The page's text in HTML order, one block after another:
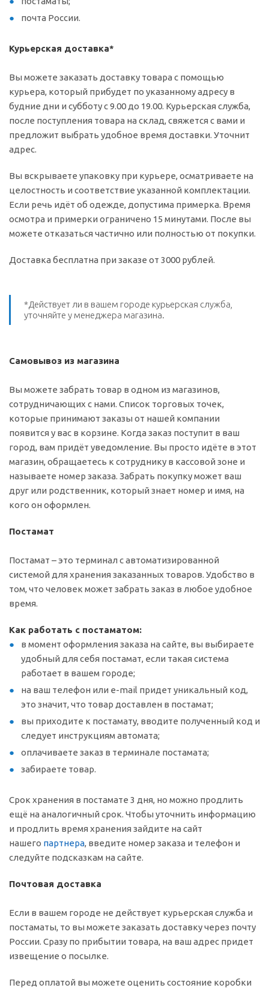
почта России.
Курьерская доставка*
Вы можете заказать доставку товара с помощью
курьера, который прибудет по указанному адресу в
будние дни и субботу с 9.00 до 19.00. Курьерская служба,
после поступления товара на склад, свяжется с вами и
предложит выбрать удобное время доставки. Уточнит
адрес.
Вы вскрываете упаковку при курьере, осматриваете на
целостность и соответствие указанной комплектации.
Если речь идёт об одежде, допустима примерка. Время
осмотра и примерки ограничено 15 минутами. После вы
можете отказаться частично или полностью от покупки.
Доставка бесплатна при заказе от 3000 рублей.
*Действует ли в вашем городе курьерская служба,
уточняйте у менеджера магазина.
Самовывоз из магазина
Вы можете забрать товар в одном из магазинов,
сотрудничающих с нами. Список торговых точек,
которые принимают заказы от нашей компании
появится у вас в корзине. Когда заказ поступит в ваш
город, вам придёт уведомление. Вы просто идёте в этот
магазин, обращаетесь к сотруднику в кассовой зоне и
называете номер заказа. Забрать покупку может ваш
друг или родственник, который знает номер и имя, на
кого он оформлен.
Постамат
Постамат – это терминал с автоматизированной
системой для хранения заказанных товаров. Удобство в
том, что человек может забрать заказ в любое удобное
время.
Как работать с постаматом:
в момент оформления заказа на сайте, вы выбираете
удобный для себя постамат, если такая система
работает в вашем городе;
на ваш телефон или e-mail придет уникальный код,
это значит, что товар доставлен в постамат;
вы приходите к постамату, вводите полученный код и
следует инструкциям автомата;
оплачиваете заказ в терминале постамата;
забираете товар.
Срок хранения в постамате 3 дня, но можно продлить
ещё на аналогичный срок. Чтобы уточнить информацию
и продлить время хранения зайдите на сайт
нашего партнера, введите номер заказа и телефон и
следуйте подсказкам на сайте.
Почтовая доставка
Если в вашем городе не действует курьерская служба и
постаматы, то вы можете заказать доставку через почту
России. Сразу по прибытии товара, на ваш адрес придет
извещение о посылке.
Перед оплатой вы можете оценить состояние коробки